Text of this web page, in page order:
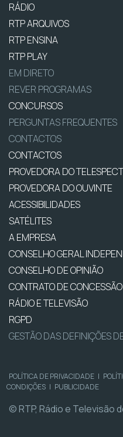
RÁDIO
RTP ARQUIVOS
RTP ENSINA
RTP PLAY
EM DIRETO
REVER PROGRAMAS
CONCURSOS
PERGUNTAS FREQUENTES
CONTACTOS
CONTACTOS
PROVEDORA DO
PROVEDORA DO OUVINTE
ACESSIBILIDADES
SATÉLITES
A EMPRESA
CONSELHO GERAL
CONSELHO DE OPINIÃO
CONTRATO DE
RÁDIO E TELEVISÃO
RGPD
GESTÃO DAS DEFINIÇÕES
POLÍTICA DE PRIVACIDADE |
CONDIÇÕES | PUBLICIDADE
© RTP, Rádio e Televisão